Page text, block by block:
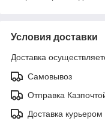
Условия доставки
Доставка
Самовывоз
Отправка
Доставка